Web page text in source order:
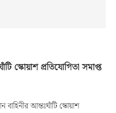
স্কোয়াশ প্রতিযোগিতা সমাপ্ত
বাহিনীর আন্তঃঘাঁটি স্কোয়াশ